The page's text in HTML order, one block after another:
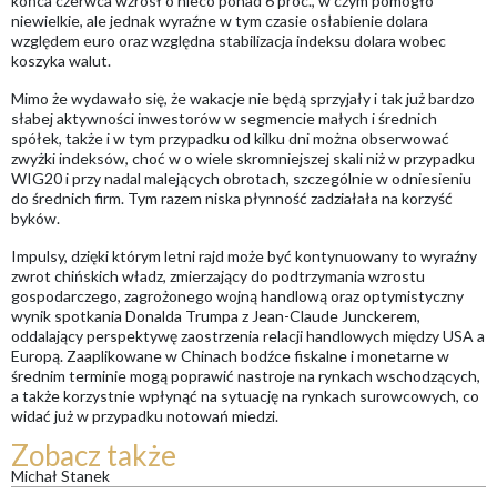
niewielkie, ale jednak wyraźne w tym czasie osłabienie dolara
względem euro oraz względna stabilizacja indeksu dolara wobec
koszyka walut.
Mimo że wydawało się, że wakacje nie będą sprzyjały i tak już bardzo
słabej aktywności inwestorów w segmencie małych i średnich
spółek, także i w tym przypadku od kilku dni można obserwować
zwyżki indeksów, choć w o wiele skromniejszej skali niż w przypadku
WIG20 i przy nadal malejących obrotach, szczególnie w odniesieniu
do średnich firm. Tym razem niska płynność zadziałała na korzyść
byków.
Impulsy, dzięki którym letni rajd może być kontynuowany to wyraźny
zwrot chińskich władz, zmierzający do podtrzymania wzrostu
gospodarczego, zagrożonego wojną handlową oraz optymistyczny
wynik spotkania Donalda Trumpa z Jean-Claude Junckerem,
oddalający perspektywę zaostrzenia relacji handlowych między USA a
Europą. Zaaplikowane w Chinach bodźce fiskalne i monetarne w
średnim terminie mogą poprawić nastroje na rynkach wschodzących,
a także korzystnie wpłynąć na sytuację na rynkach surowcowych, co
widać już w przypadku notowań miedzi.
Michał Stanek
Zobacz także